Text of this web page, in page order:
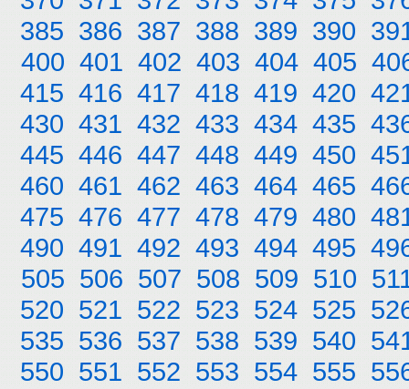
385 386 387 388 389 390
400 401 402 403 404 405
415 416 417 418 419 420
430 431 432 433 434 435
445 446 447 448 449 450
460 461 462 463 464 465
475 476 477 478 479 480
490 491 492 493 494 495
505 506 507 508 509 510
520 521 522 523 524 525
535 536 537 538 539 540
550 551 552 553 554 555